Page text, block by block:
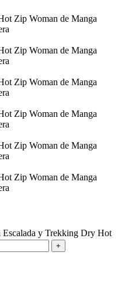
Escalada y Trekking Dry Hot